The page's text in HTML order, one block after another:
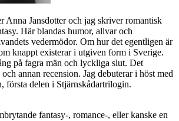
Anna Jansdotter och jag skriver romantisk
Här blandas humor, allvar och
vedermödor. Om hur det egentligen är
knappt existerar i utgiven form i Sverige.
på fagra män och lyckliga slut. Det
annan recension. Jag debuterar i höst med
första delen i Stjärnskådartrilogin.
fantasy-, romance-, eller kanske en